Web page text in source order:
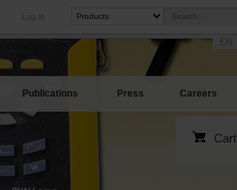
Log in
offers
Publications Press Careers
Cart